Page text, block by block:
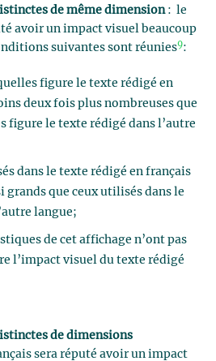
de même dimension : le
avoir un impact visuel beaucoup
suivantes sont réunies9:
figure le texte rédigé en
deux fois plus nombreuses que
figure le texte rédigé dans l’autre
dans le texte rédigé en français
grands que ceux utilisés dans le
langue;
de cet affichage n’ont pas
l’impact visuel du texte rédigé
de dimensions
sera réputé avoir un impact